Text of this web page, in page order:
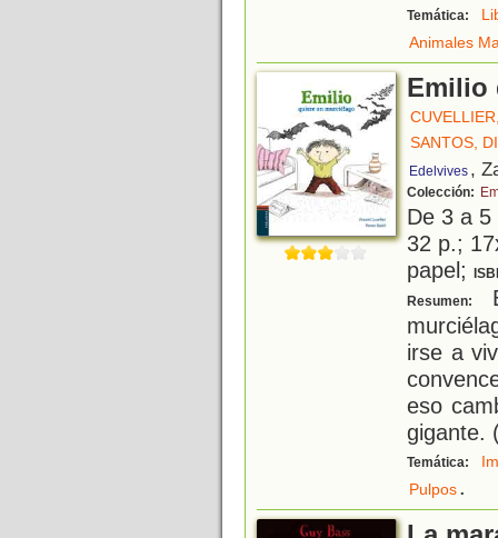
Temática:
Animales
Emilio
SANTOS,
Edelvives ,
Colección:
De 3 a
32 p.;
papel;
Resumen:
irse a
eso
gigante.
Temática:
Pulpos.